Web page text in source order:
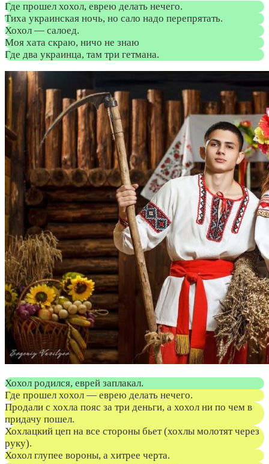
Где прошел хохол, еврею делать нечего.
Тиха украинская ночь, но сало надо перепрятать.
Хохол — салоед.
Моя хата скраю, ничо не знаю
Где два украинца, там три гетмана.
Хохол родился, еврей заплакал.
Где прошел хохол — еврею делать нечего.
Продали с хохла пояс за три деньги, а хохол ни по чем в
придачу пошел.
Хохлацкий цеп на все стороны бьет (хохлы молотят через
руку).
Хохол глупее вороны, а хитрее черта.